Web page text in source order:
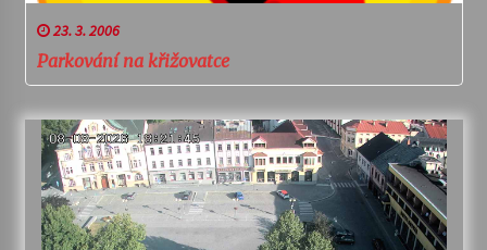
23. 3. 2006
Parkování na křižovatce